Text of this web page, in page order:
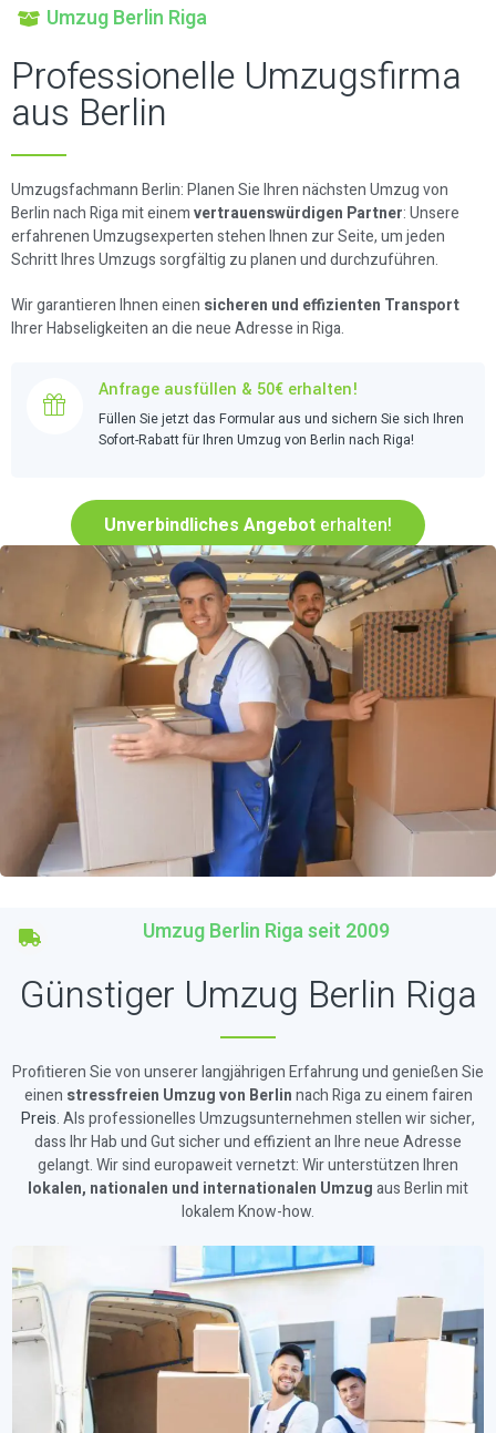
Umzug Berlin Riga
Professionelle Umzugsfirma
aus Berlin
Umzugsfachmann Berlin: Planen Sie Ihren nächsten Umzug von
Berlin nach Riga mit einemvertrauenswürdigen Partner: Unsere
erfahrenen Umzugsexperten stehen Ihnen zur Seite, um jeden
Schritt Ihres Umzugs sorgfältig zu planen und durchzuführen.
Wir garantieren Ihnen einen sicheren und effizienten Transport
Ihrer Habseligkeiten an die neue Adresse in Riga.
Anfrage ausfüllen & 50€ erhalten!
Füllen Sie jetzt das Formular aus und sichern Sie sich Ihren
Sofort-Rabatt für Ihren Umzug von Berlin nach Riga!
Unverbindliches Angebot erhalten!
Umzug Berlin Riga seit 2009
Günstiger Umzug Berlin Riga
Profitieren Sie von unserer langjährigen Erfahrung und genießen Sie
einen stressfreien Umzug von Berlinnach Riga zu einem fairen
Preis. Als professionelles Umzugsunternehmen stellen wir sicher,
dass Ihr Hab und Gut sicher und effizient an Ihre neue Adresse
gelangt. Wir sind europaweit vernetzt: Wir unterstützen Ihren
lokalen, nationalen und internationalen Umzugaus Berlin mit
lokalem Know-how.